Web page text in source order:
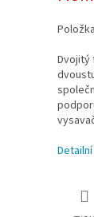
Dvojitý